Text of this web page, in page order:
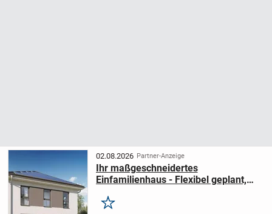
02.08.2026 Partner-Anzeige
Ihr maßgeschneidertes
Einfamilienhaus - Flexibel geplant,
Merken